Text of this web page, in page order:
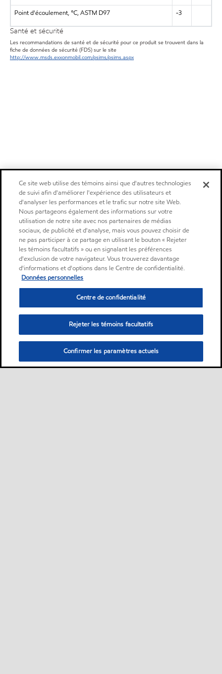
Point d'écoulement, °C, ASTM D97 -3
Santé et sécurité
Les recommandations de santé et de sécurité pour ce produit se trouvent dans la
fiche de données de sécurité (FDS) sur le site
http://www.msds.exxonmobil.com/psims/psims.aspx
Ce site web utilise des témoins ainsi que d'autres technologies
de suivi afin d'améliorer l'expérience des utilisateurs et
d'analyser les performances et le trafic sur notre site Web.
Nous partageons également des informations sur votre
utilisation de notre site avec nos partenaires de médias
sociaux, de publicité et d'analyse, mais vous pouvez choisir de
ne pas participer à ce partage en utilisant le bouton « Rejeter
les témoins facultatifs » ou en signalant les préférences
d'exclusion de votre navigateur. Vous trouverez davantage
d'informations et d'options dans le Centre de confidentialité.
Données personnelles
Centre de confidentialité
Rejeter les témoins facultatifs
Confirmer les paramètres actuels